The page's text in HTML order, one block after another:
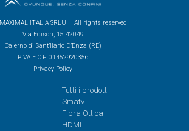
ITALIA SRLU – All rights reserved
Via Edison, 15 42049
Calerno di Sant’Ilario D’Enza (RE)
P.IVA E C.F. 01452920356
Privacy Policy
Tutti i prodotti
Smatv
Fibra Ottica
HDMI